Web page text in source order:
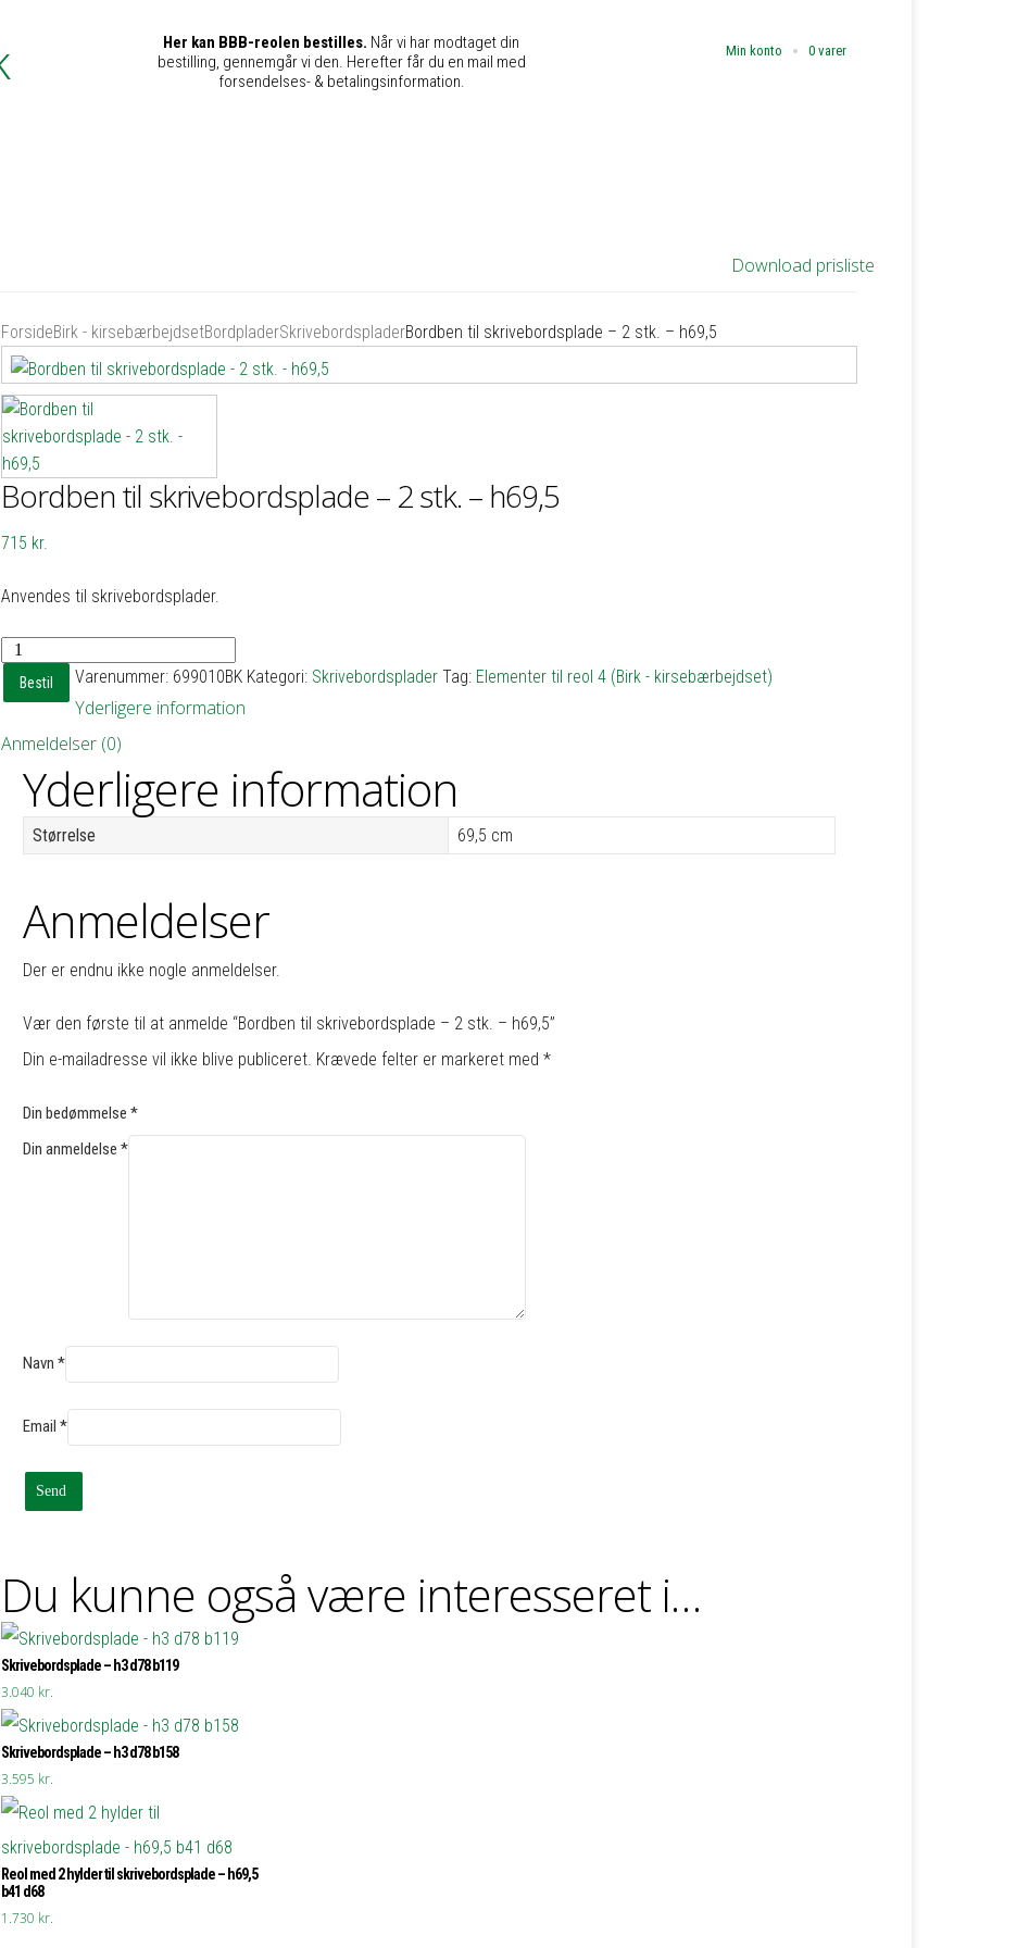
Min konto 0 varer
Her kan BBB-reolen bestilles. Når vi har modtaget din
bestilling, gennemgår vi den. Herefter får du en mail med
forsendelses- & betalingsinformation.
Download prisliste
ForsideBirk - kirsebærbejdsetBordpladerSkrivebordspladerBordben til skrivebordsplade – 2 stk. – h69,5
Bordben til skrivebordsplade – 2 stk. – h69,5
715 kr.
Anvendes til skrivebordsplader.
Bordben
skrivebordsplade
2
stk.
h69,5
antal
Bestil Varenummer: 699010BK Kategori: Skrivebordsplader Tag: Elementer til reol 4 (Birk - kirsebærbejdset)
Yderligere information
Anmeldelser (0)
Yderligere information
Størrelse 69,5 cm
Anmeldelser
Der er endnu ikke nogle anmeldelser.
Vær den første til at anmelde “Bordben til skrivebordsplade – 2 stk. – h69,5”
Din e-mailadresse vil ikke blive publiceret. Krævede felter er markeret med *
Din bedømmelse *
Din anmeldelse *
Navn *
Email *
Du kunne også være interesseret i…
Skrivebordsplade – h3 d78 b119
3.040 kr.
Skrivebordsplade – h3 d78 b158
3.595 kr.
Reol med 2 hylder til skrivebordsplade – h69,5
b41 d68
1.730 kr.